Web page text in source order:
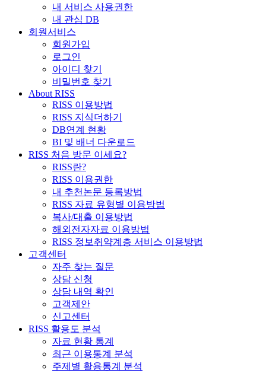
내 서비스 사용권한
내 관심 DB
회원서비스
회원가입
로그인
아이디 찾기
비밀번호 찾기
About RISS
RISS 이용방법
RISS 지식더하기
DB연계 현황
BI 및 배너 다운로드
RISS 처음 방문 이세요?
RISS란?
RISS 이용권한
내 추천논문 등록방법
RISS 자료 유형별 이용방법
복사/대출 이용방법
해외전자자료 이용방법
RISS 정보취약계층 서비스 이용방법
고객센터
자주 찾는 질문
상담 신청
상담 내역 확인
고객제안
신고센터
RISS 활용도 분석
자료 현황 통계
최근 이용통계 분석
주제별 활용통계 분석